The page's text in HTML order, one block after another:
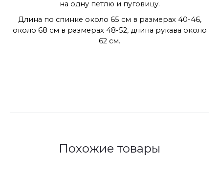
на одну петлю и пуговицу.
Длина по спинке около 65 см в размерах 40-46,
около 68 см в размерах 48-52, длина рукава около
62 см.
Похожие товары